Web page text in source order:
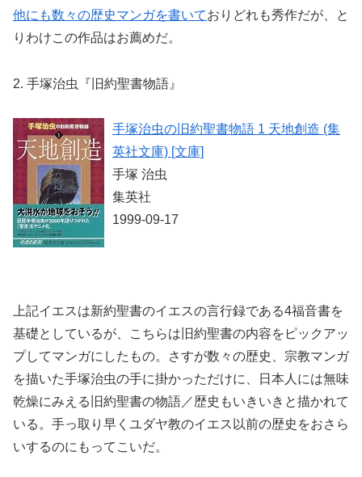
他にも数々の歴史マンガを書いておりどれも秀作だが、と
りわけこの作品はお薦めだ。
2. 手塚治虫『旧約聖書物語』
手塚治虫の旧約聖書物語 1 天地創造 (集
英社文庫) [文庫]
手塚 治虫
集英社
1999-09-17
上記イエスは新約聖書のイエスの言行録である4福音書を
基礎としているが、こちらは旧約聖書の内容をピックアッ
プしてマンガにしたもの。さすが数々の歴史、宗教マンガ
を描いた手塚治虫の手に掛かっただけに、日本人には無味
乾燥にみえる旧約聖書の物語／歴史もいきいきと描かれて
いる。手っ取り早くユダヤ教のイエス以前の歴史をおさら
いするのにもってこいだ。